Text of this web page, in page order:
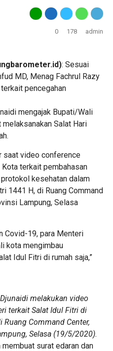
0 178 admin
: Sesuai
MD, Menag Fachrul Razy
pencegahan
mengajak Bupati/Wali
Salat Hari
saat video conference
terkait pembahasan
kesehatan dalam
1441 H, di Ruang Command
Lampung, Selasa
Covid-19, para Menteri
kota mengimbau
Idul Fitri di rumah saja,”
melakukan video
terkait Salat Idul Fitri di
Command Center,
Selasa (19/5/2020).
surat edaran dan